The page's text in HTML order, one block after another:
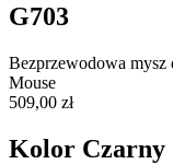
G703
Bezprzewodowa
Mouse
509,00 zł
Kolor Czarny